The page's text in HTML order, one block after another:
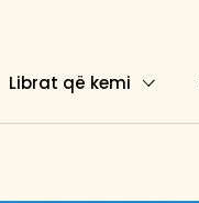
Librat që kemi